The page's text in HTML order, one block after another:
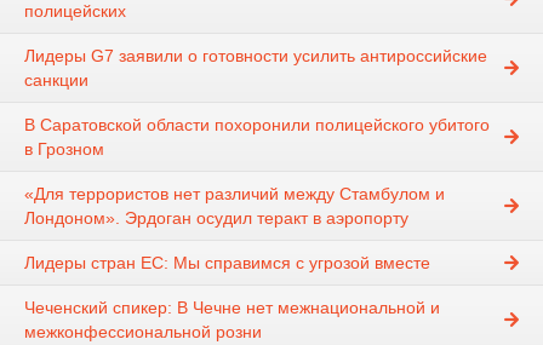
полицейских
Лидеры G7 заявили о готовности усилить антироссийские
санкции
В Саратовской области похоронили полицейского убитого
в Грозном
«Для террористов нет различий между Стамбулом и
Лондоном». Эрдоган осудил теракт в аэропорту
Лидеры стран ЕС: Мы справимся с угрозой вместе
Чеченский спикер: В Чечне нет межнациональной и
межконфессиональной розни